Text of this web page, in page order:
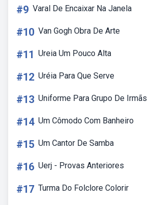
#9 Varal De Encaixar Na Janela
#10 Van Gogh Obra De Arte
#11 Ureia Um Pouco Alta
#12 Uréia Para Que Serve
#13 Uniforme Para Grupo De Irmãs
#14 Um Cômodo Com Banheiro
#15 Um Cantor De Samba
#16 Uerj - Provas Anteriores
#17 Turma Do Folclore Colorir